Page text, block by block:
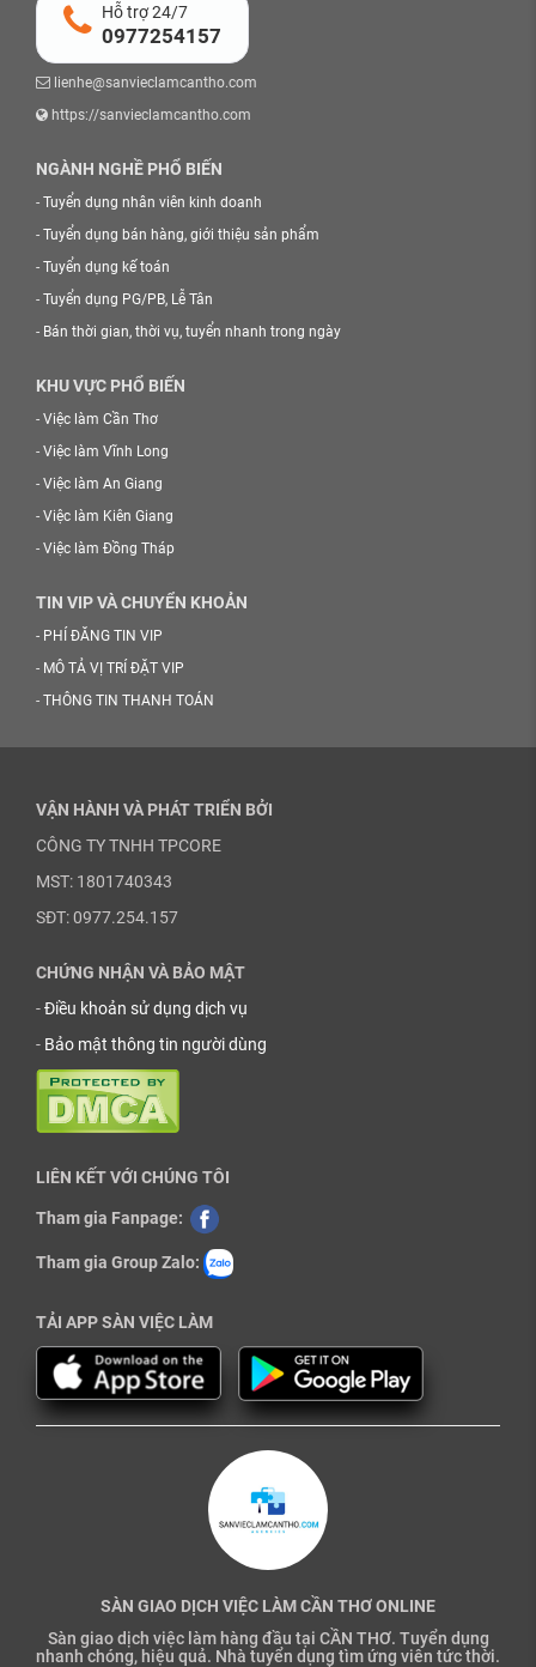
Hỗ trợ 24/7
0977254157
lienhe@sanvieclamcantho.com
https://sanvieclamcantho.com
NGÀNH NGHỀ PHỔ BIẾN
- Tuyển dụng nhân viên kinh doanh
- Tuyển dụng bán hàng, giới thiệu sản phẩm
- Tuyển dụng kế toán
- Tuyển dụng PG/PB, Lễ Tân
- Bán thời gian, thời vụ, tuyển nhanh trong ngày
KHU VỰC PHỔ BIẾN
- Việc làm Cần Thơ
- Việc làm Vĩnh Long
- Việc làm An Giang
- Việc làm Kiên Giang
- Việc làm Đồng Tháp
TIN VIP VÀ CHUYỂN KHOẢN
- PHÍ ĐĂNG TIN VIP
- MÔ TẢ VỊ TRÍ ĐẶT VIP
- THÔNG TIN THANH TOÁN
VẬN HÀNH VÀ PHÁT TRIỂN BỞI
CÔNG TY TNHH TPCORE
MST: 1801740343
SĐT: 0977.254.157
CHỨNG NHẬN VÀ BẢO MẬT
-Điều khoản sử dụng dịch vụ
- Bảo mật thông tin người dùng
LIÊN KẾT VỚI CHÚNG TÔI
Tham gia Fanpage:
Tham gia Group Zalo:
TẢI APP SÀN VIỆC LÀM
SÀN GIAO DỊCH VIỆC LÀM CẦN THƠ ONLINE
Sàn giao dịch việc làm hàng đầu tại CẦN THƠ. Tuyển dụng
nhanh chóng, hiệu quả. Nhà tuyển dụng tìm ứng viên tức thời.